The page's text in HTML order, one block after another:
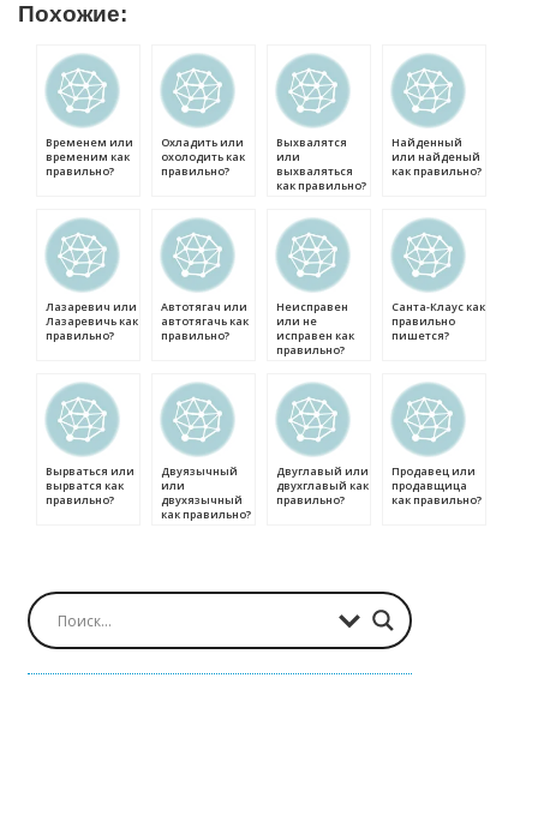
Похожие:
Временем или
временим как
правильно?
Охладить или
охолодить как
правильно?
Выхвалятся
или
выхваляться
как правильно?
Найденный
или найденый
как правильно?
Лазаревич или
Лазаревичь как
правильно?
Автотягач или
автотягачь как
правильно?
Неисправен
или не
исправен как
правильно?
Санта-Клаус как
правильно
пишется?
Вырваться или
вырватся как
правильно?
Двуязычный
или
двухязычный
как правильно?
Двуглавый или
двухглавый как
правильно?
Продавец или
продавщица
как правильно?